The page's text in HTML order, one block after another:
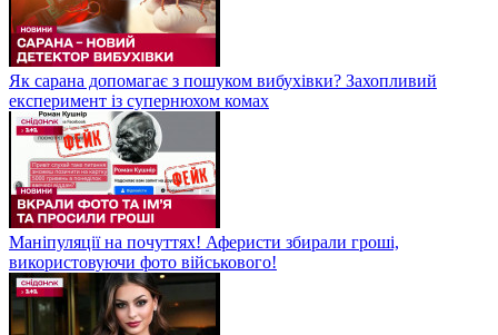
Як сарана допомагає з пошуком вибухівки? Захопливий
експеримент із супернюхом комах
Маніпуляції на почуттях! Аферисти збирали гроші,
використовуючи фото військового!